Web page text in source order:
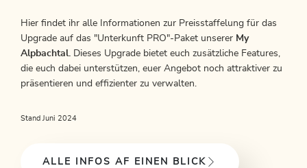
Hier findet ihr alle Informationen zur Preisstaffelung für das
Upgrade auf das "Unterkunft PRO"-Paket unserer My
Alpbachtal. Dieses Upgrade bietet euch zusätzliche Features,
die euch dabei unterstützen, euer Angebot noch attraktiver zu
präsentieren und effizienter zu verwalten.
Stand Juni 2024
ALLE INFOS AF EINEN BLICK